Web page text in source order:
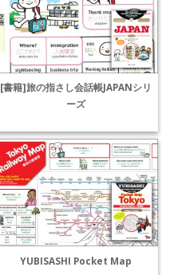
[書籍]旅の指さし会話帳JAPANシリ
ーズ
YUBISASHI Pocket Map